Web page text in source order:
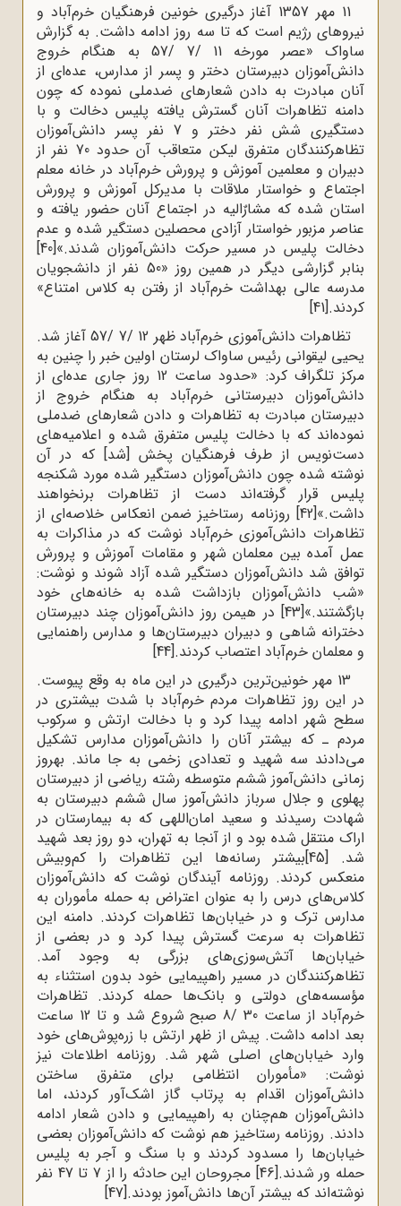
11 مهر 1357 آغاز درگیری خونین فرهنگیان خرم‌آباد و
نیروهای رژیم است که تا سه روز ادامه داشت. به گزارش
ساواک «عصر مورخه 11 /7 /57 به هنگام خروج
دانش‌آموزان دبیرستان دختر و پسر از مدارس، عده‌ای از
آنان مبادرت به دادن شعارهای ضدملی نموده که چون
دامنه تظاهرات آنان گسترش یافته پلیس دخالت و با
دستگیری شش نفر دختر و 7 نفر پسر دانش‌آموزان
تظاهرکنندگان متفرق لیکن متعاقب آن حدود 70 نفر از
دبیران و معلمین آموزش و پرورش خرم‌آباد در خانه معلم
اجتماع و خواستار ملاقات با مدیرکل آموزش و پرورش
استان شده که مشارٌالیه در اجتماع آنان حضور یافته و
عناصر مزبور خواستار آزادی محصلین دستگیر شده و عدم
دخالت پلیس در مسیر حرکت دانش‌آموزان شدند.»[40]
بنابر گزارشی دیگر در همین روز «50 نفر از دانشجویان
مدرسه عالی بهداشت خرم‌آباد از رفتن به کلاس امتناع»
کردند.[41]
تظاهرات دانش‌آموزی خرم‌آباد ظهر 12 /7 /57 آغاز شد.
یحیی لیقوانی رئیس ساواک لرستان اولین خبر را چنین به
مرکز تلگراف کرد: «حدود ساعت 12 روز جاری عده‌ای از
دانش‌آموزان دبیرستانی خرم‌آباد به هنگام خروج از
دبیرستان مبادرت به تظاهرات و دادن شعارهای ضدملی
نموده‌اند که با دخالت پلیس متفرق شده و اعلامیه‌های
دست‌نویس از طرف فرهنگیان پخش [شد] که در آن
نوشته شده چون دانش‌آموزان دستگیر شده مورد شکنجه
پلیس قرار گرفته‌اند دست از تظاهرات برنخواهند
داشت.»[42]
روزنامه رستاخیز ضمن انعکاس خلاصه‌ای از
تظاهرات دانش‌آموزی خرم‌آباد نوشت که در مذاکرات به
عمل آمده بین معلمان شهر و مقامات آموزش و پرورش
توافق شد دانش‌آموزان دستگیر شده آزاد شوند و نوشت:
«شب دانش‌آموزان بازداشت شده به خانه‌های خود
بازگشتند.»[43]
در هیمن روز دانش‌آموزان چند دبیرستان
دخترانه شاهى و دبیران دبیرستان‌ها و مدارس راهنمایى
و معلمان خرم‌آباد اعتصاب کردند.[44]
13 مهر خونین‌ترین درگیری در این ماه به وقع پیوست.
در این روز تظاهرات مردم خرم‌آباد با شدت بیشتری در
سطح شهر ادامه پیدا کرد و با دخالت ارتش و سرکوب
مردم ـ که بیشتر آنان را دانش‌آموزان مدارس تشکیل
می‌دادند سه شهید و تعدادی زخمی به جا ماند. بهروز
زمانی دانش‌آموز ششم متوسطه رشته ریاضی از دبیرستان
پهلوی و جلال سرباز دانش‌آموز سال ششم دبیرستان به
شهادت رسیدند و سعید امان‌اللهی که به بیمارستان در
اراک منتقل شده بود و از آنجا به تهران، دو روز بعد شهید
شد. [45]
بیشتر رسانه‌ها این تظاهرات را کم‌وبیش
منعکس کردند. روزنامه آیندگان نوشت که دانش‌آموزان
کلاس‌های درس را به عنوان اعتراض به حمله مأموران به
مدارس ترک و در خیابان‌ها تظاهرات کردند. دامنه این
تظاهرات به سرعت گسترش پیدا کرد و در بعضی از
خیابان‌ها آتش‌سوزی‌های بزرگی به وجود آمد.
تظاهرکنندگان در مسیر راهپیمایی خود بدون استثناء به
مؤسسه‌های دولتی و بانک‌ها حمله کردند. تظاهرات
خرم‌آباد از ساعت 30 /8 صبح شروع شد و تا 12 ساعت
بعد ادامه داشت. پیش از ظهر ارتش با زره‌پوش‌های خود
وارد خیابان‌های اصلی شهر شد. روزنامه اطلاعات نیز
نوشت: «مأموران انتظامی برای متفرق ساختن
دانش‌آموزان اقدام به پرتاب گاز اشک‌آور کردند، اما
دانش‌آموزان هم‌چنان به راهپیمایی و دادن شعار ادامه
دادند. روزنامه رستاخیز هم نوشت که دانش‌آموزان بعضی
خیابان‌ها را مسدود کردند و با سنگ و آجر به پلیس
حمله ور شدند.[46]
مجروحان این حادثه را از 7 تا 47 نفر
نوشته‌اند که بیشتر آن‌ها دانش‌آموز بودند.[47]